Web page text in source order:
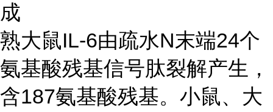
成
熟大鼠IL-6由疏水N末端24个
氨基酸残基信号肽裂解产生，
含187氨基酸残基。小鼠、大